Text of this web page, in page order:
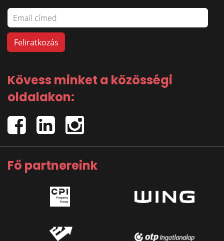
Kövess minket a közösségi
oldalakon:
Fő partnereink